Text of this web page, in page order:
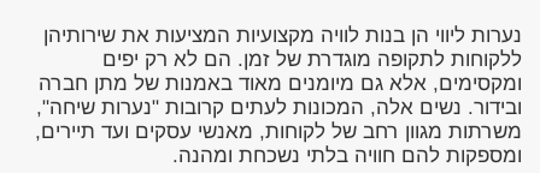
נערות ליווי הן בנות לוויה מקצועיות המציעות את שירותיהן
ללקוחות לתקופה מוגדרת של זמן. הם לא רק יפים
ומקסימים, אלא גם מיומנים מאוד באמנות של מתן חברה
ובידור. נשים אלה, המכונות לעתים קרובות "נערות שיחה",
משרתות מגוון רחב של לקוחות, מאנשי עסקים ועד תיירים,
ומספקות להם חוויה בלתי נשכחת ומהנה.